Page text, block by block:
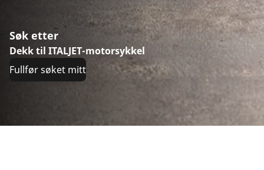
Søk etter
Dekk til ITALJET-motorsykkel
Fullfør søket mitt